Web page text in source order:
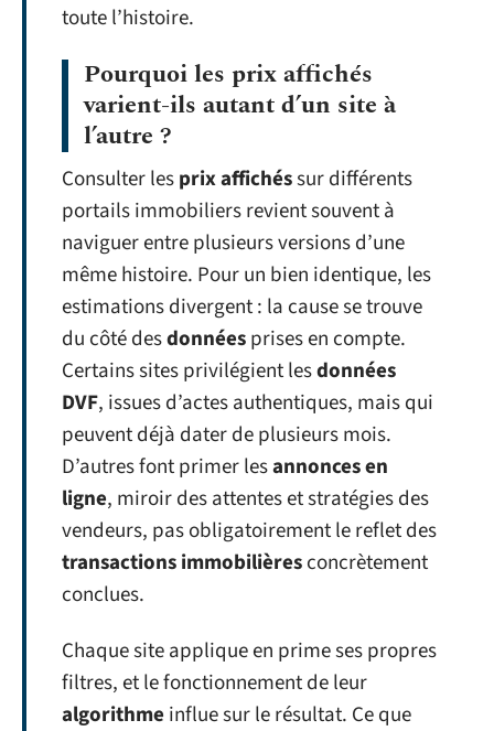
toute l’histoire.
Pourquoi les prix affichés
varient-ils autant d’un site à
l’autre ?
Consulter lesprix affichéssur différents
portails immobiliers revient souvent à
naviguer entre plusieurs versions d’une
même histoire. Pour un bien identique, les
estimations divergent : la cause se trouve
du côté desdonnéesprises en compte.
Certains sites privilégient lesdonnées
DVF, issues d’actes authentiques, mais qui
peuvent déjà dater de plusieurs mois.
D’autres font primer lesannonces en
ligne, miroir des attentes et stratégies des
vendeurs, pas obligatoirement le reflet des
transactions immobilièresconcrètement
conclues.
Chaque site applique en prime ses propres
filtres, et le fonctionnement de leur
algorithme influe sur le résultat. Ce que